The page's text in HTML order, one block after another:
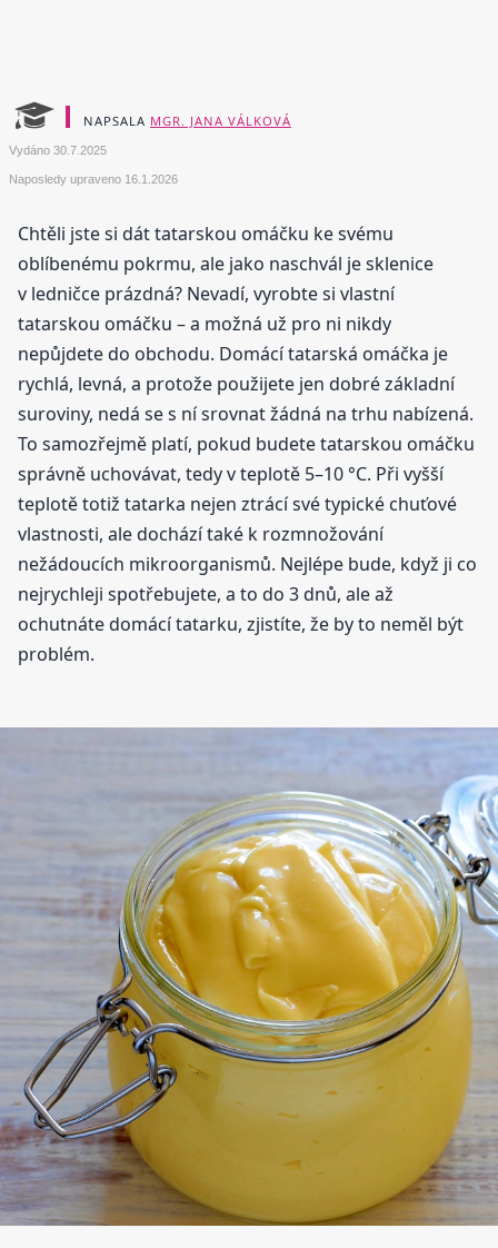
NAPSALA MGR. JANA VÁLKOVÁ
Vydáno 30.7.2025
Naposledy upraveno 16.1.2026
Chtěli jste si dát tatarskou omáčku ke svému
oblíbenému pokrmu, ale jako naschvál je sklenice
v ledničce prázdná? Nevadí, vyrobte si vlastní
tatarskou omáčku – a možná už pro ni nikdy
nepůjdete do obchodu. Domácí tatarská omáčka je
rychlá, levná, a protože použijete jen dobré základní
suroviny, nedá se s ní srovnat žádná na trhu nabízená.
To samozřejmě platí, pokud budete tatarskou omáčku
správně uchovávat, tedy v teplotě 5–10 °C. Při vyšší
teplotě totiž tatarka nejen ztrácí své typické chuťové
vlastnosti, ale dochází také k rozmnožování
nežádoucích mikroorganismů. Nejlépe bude, když ji co
nejrychleji spotřebujete, a to do 3 dnů, ale až
ochutnáte domácí tatarku, zjistíte, že by to neměl být
problém.